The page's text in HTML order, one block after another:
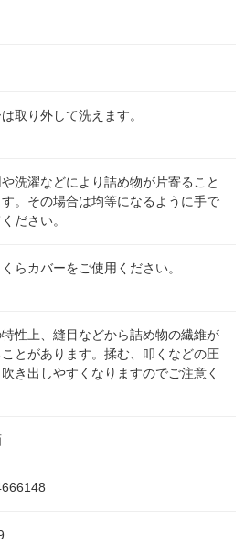
は取り外して洗えます。
や洗濯などにより詰め物が片寄ること
。その場合は均等になるように手で
ださい。
くらカバーをご使用ください。
特性上、縫目などから詰め物の繊維が
とがあります。揉む、叩くなどの圧
き出しやすくなりますのでご注意く